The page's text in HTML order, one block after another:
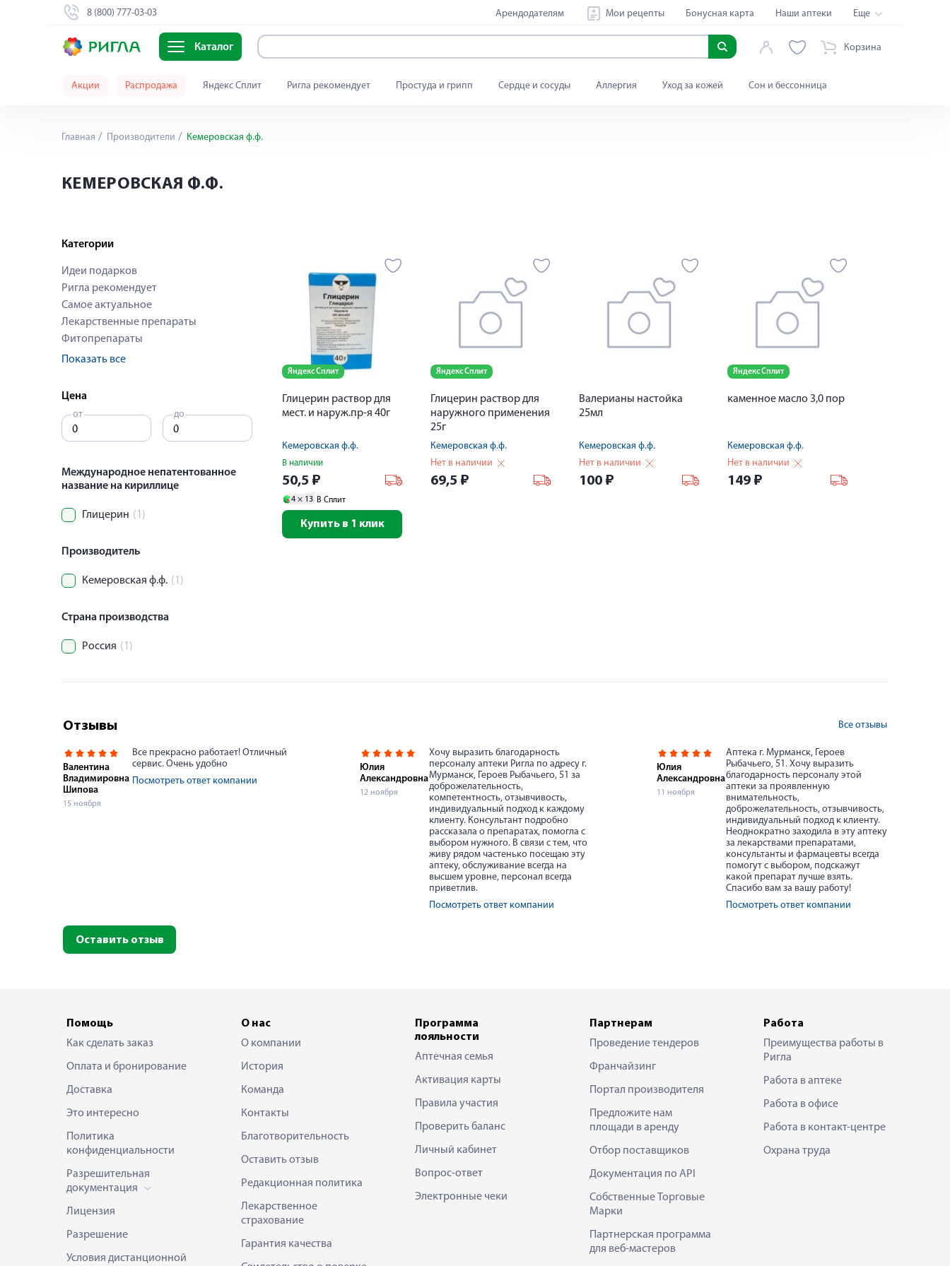
8 (800) 777-03-03 Арендодателям Мои рецепты Бонусная карта Наши аптеки Еще
Каталог Корзина
Акции Распродажа Яндекс Сплит Ригла рекомендует Простуда и грипп Сердце и сосуды Аллергия Уход за кожей Сон и бессонница
Главная Производители Кемеровская ф.ф.
КЕМЕРОВСКАЯ Ф.Ф.
Категории
Идеи подарков
Ригла рекомендует
Самое актуальное
Лекарственные препараты
Фитопрепараты
Показать все
Цена
от до
Международное непатентованное
название на кириллице
Глицерин (1)
Производитель
Кемеровская ф.ф. (1)
Страна производства
Россия (1)
Яндекс Сплит
Глицерин раствор для
мест. и наруж.пр-я 40г
Кемеровская ф.ф.
В наличии
50,5 ₽
4 × 13 В Сплит
Купить в 1 клик
Яндекс Сплит
Глицерин раствор для
наружного применения
25г
Кемеровская ф.ф.
Нет в наличии
69,5 ₽
Валерианы настойка
25мл
Кемеровская ф.ф.
Нет в наличии
100 ₽
Яндекс Сплит
каменное масло 3,0 пор
Кемеровская ф.ф.
Нет в наличии
149 ₽
Отзывы Все отзывы
Валентина
Владимировна
Шипова
15 ноября
Все прекрасно работает! Отличный
сервис. Очень удобно
Посмотреть ответ компании
Юлия
Александровна
12 ноября
Хочу выразить благодарность
персоналу аптеки Ригла по адресу г.
Мурманск, Героев Рыбачьего, 51 за
доброжелательность,
компетентность, отзывчивость,
индивидуальный подход к каждому
клиенту. Консультант подробно
рассказала о препаратах, помогла с
выбором нужного. В связи с тем, что
живу рядом частенько посещаю эту
аптеку, обслуживание всегда на
высшем уровне, персонал всегда
приветлив.
Посмотреть ответ компании
Юлия
Александровна
11 ноября
Аптека г. Мурманск, Героев
Рыбачьего, 51. Хочу выразить
благодарность персоналу этой
аптеки за проявленную
внимательность,
доброжелательность, отзывчивость,
индивидуальный подход к клиенту.
Неоднократно заходила в эту аптеку
за лекарствами препаратами,
консультанты и фармацевты всегда
помогут с выбором, подскажут
какой препарат лучше взять.
Спасибо вам за вашу работу!
Посмотреть ответ компании
Оставить отзыв
Помощь
Как сделать заказ
Оплата и бронирование
Доставка
Это интересно
Политика
конфиденциальности
Разрешительная
документация
Лицензия
Разрешение
Условия дистанционной
О нас
О компании
История
Команда
Контакты
Благотворительность
Оставить отзыв
Редакционная политика
Лекарственное
страхование
Гарантия качества
Программа
лояльности
Аптечная семья
Активация карты
Правила участия
Проверить баланс
Личный кабинет
Вопрос-ответ
Электронные чеки
Партнерам
Проведение тендеров
Франчайзинг
Портал производителя
Предложите нам
площади в аренду
Отбор поставщиков
Документация по API
Собственные Торговые
Марки
Партнерская программа
для веб-мастеров
Работа
Преимущества работы в
Ригла
Работа в аптеке
Работа в офисе
Работа в контакт-центре
Охрана труда